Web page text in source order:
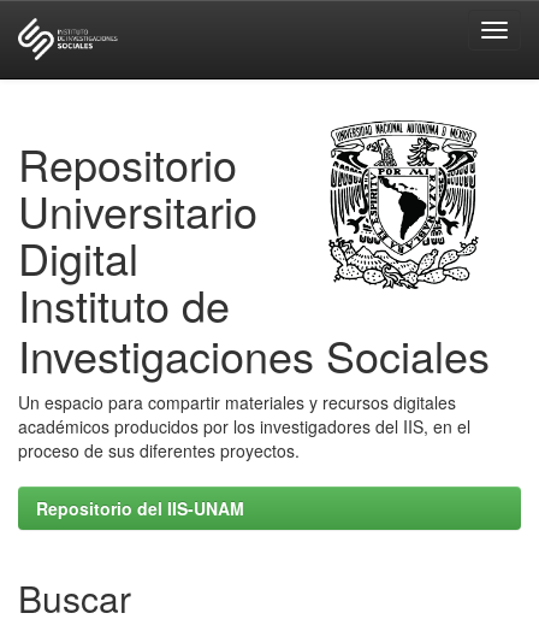
Repositorio
Universitario
Digital
Instituto de
Investigaciones Sociales
Un espacio para compartir materiales y recursos digitales
académicos producidos por los investigadores del IIS, en el
proceso de sus diferentes proyectos.
Repositorio del IIS-UNAM
Buscar